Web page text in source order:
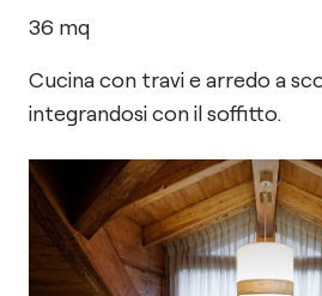
36 mq
Cucina con travi e arredo a
integrandosi con il soffitto.